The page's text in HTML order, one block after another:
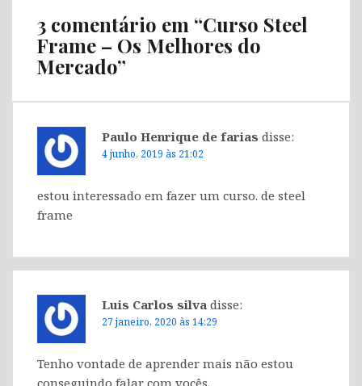
3 comentário em “Curso Steel
Frame – Os Melhores do
Mercado”
Paulo Henrique de farias disse:
4 junho, 2019 às 21:02
estou interessado em fazer um curso. de steel
frame
Luis Carlos silva disse:
27 janeiro, 2020 às 14:29
Tenho vontade de aprender mais não estou
conseguindo falar com vocês.